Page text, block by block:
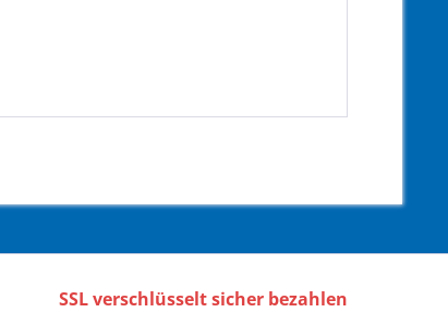
SSL verschlüsselt sicher bezahlen